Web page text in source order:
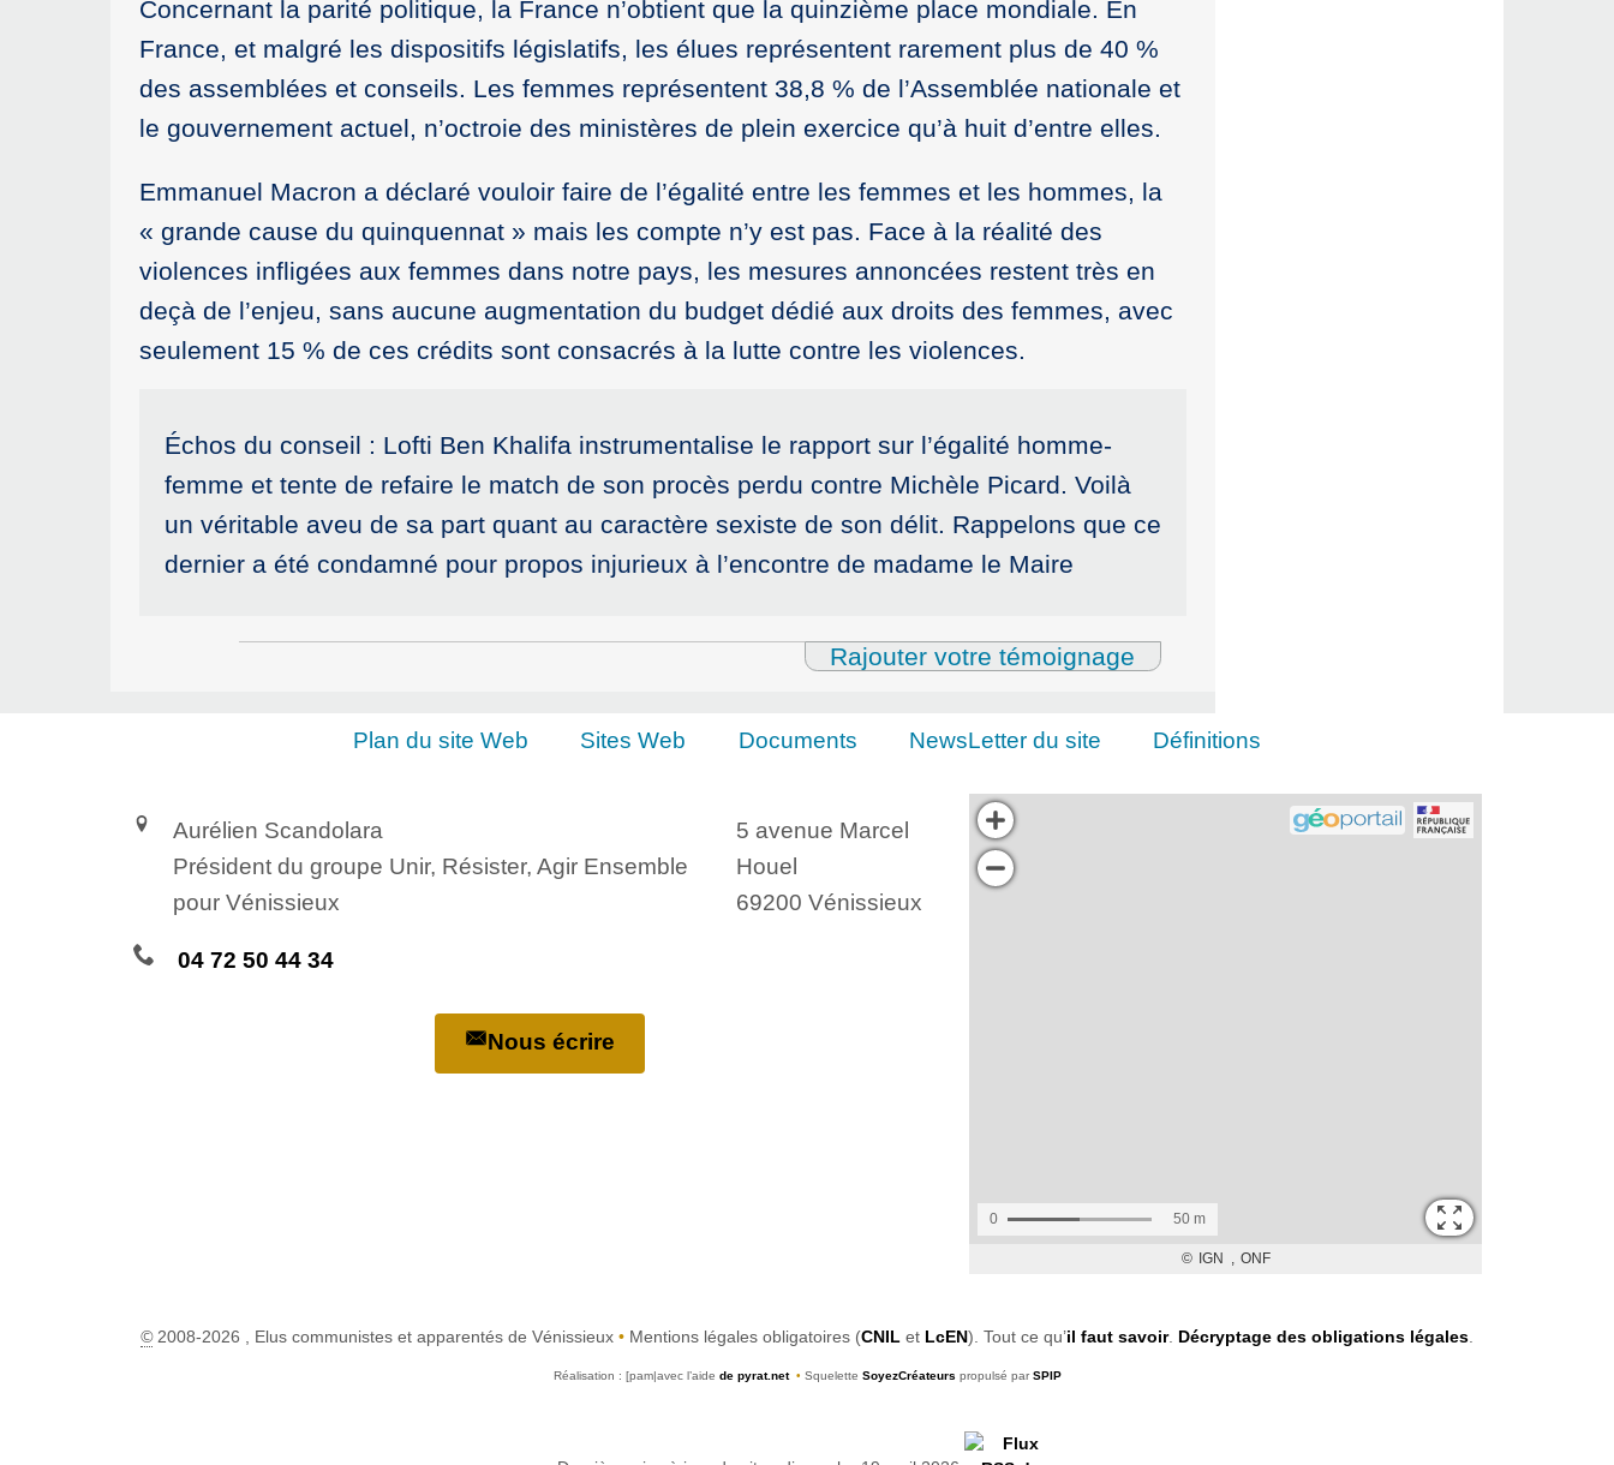
Concernant la parité politique, la France n’obtient que la quinzième place mondiale. En
France, et malgré les dispositifs législatifs, les élues représentent rarement plus de 40 %
des assemblées et conseils. Les femmes représentent 38,8 % de l’Assemblée nationale et
le gouvernement actuel, n’octroie des ministères de plein exercice qu’à huit d’entre elles.
Emmanuel Macron a déclaré vouloir faire de l’égalité entre les femmes et les hommes, la
« grande cause du quinquennat » mais les compte n’y est pas. Face à la réalité des
violences infligées aux femmes dans notre pays, les mesures annoncées restent très en
deçà de l’enjeu, sans aucune augmentation du budget dédié aux droits des femmes, avec
seulement 15 % de ces crédits sont consacrés à la lutte contre les violences.
Échos du conseil : Lofti Ben Khalifa instrumentalise le rapport sur l’égalité homme-
femme et tente de refaire le match de son procès perdu contre Michèle Picard. Voilà
un véritable aveu de sa part quant au caractère sexiste de son délit. Rappelons que ce
dernier a été condamné pour propos injurieux à l’encontre de madame le Maire
Rajouter votre témoignage
Plan du site Web Sites Web Documents NewsLetter du site Définitions
Aurélien Scandolara
Président du groupe Unir, Résister, Agir Ensemble
pour Vénissieux
5 avenue Marcel
Houel
69200 Vénissieux
04 72 50 44 34
Nous écrire
©2008-2026 , Elus communistes et apparentés de Vénissieux • Mentions légales obligatoires (CNIL et LcEN). Tout ce qu’il faut savoir. Décryptage des obligations légales
Réalisation : [pam|avec l’aide de pyrat.net • Squelette SoyezCréateurs propulsé par SPIP